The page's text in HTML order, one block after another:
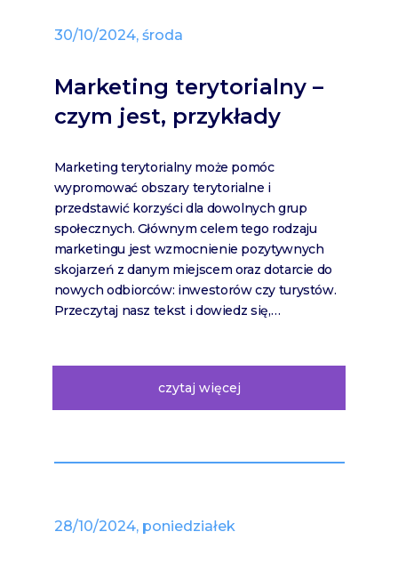
30/10/2024, środa
Marketing terytorialny –
czym jest, przykłady
Marketing terytorialny może pomóc
wypromować obszary terytorialne i
przedstawić korzyści dla dowolnych grup
społecznych. Głównym celem tego rodzaju
marketingu jest wzmocnienie pozytywnych
skojarzeń z danym miejscem oraz dotarcie do
nowych odbiorców: inwestorów czy turystów.
Przeczytaj nasz tekst i dowiedz się,…
czytaj więcej
28/10/2024, poniedziałek